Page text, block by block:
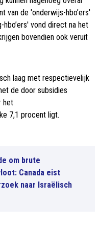
van de 'onderwijs-hbo’ers'
vond direct na het
bovendien ook veruit
laag met respectievelijk
de door subsidies
het
7,1 procent ligt.
om brute
Canada eist
naar Israëlisch